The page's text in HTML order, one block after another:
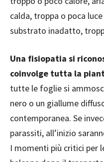
calda, troppa o poca
substrato inadatto,
Una fisiopatia si
coinvolge tutta la
tutte le foglie si
nero o un giallume
contemporanea. Se
parassiti, all’inizio
I momenti più critici per